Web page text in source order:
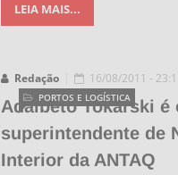
LEIA MAIS...
Redação
PORTOS E LOGÍSTICA
16/08/2011 -
Adalbeto Tokarski é
superintendente de
Interior da ANTAQ